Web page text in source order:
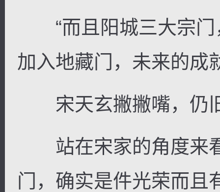
“而且阳城三大宗门
加入地藏门，未来的成
宋天玄撇撇嘴，仍
站在宋家的角度来
门，确实是件光荣而且